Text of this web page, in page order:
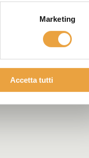
Marketing
Accetta tutti